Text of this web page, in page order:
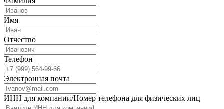
Имя
Отчество
Телефон
Электронная почта
ИНН для компании/Номер телефона для физических лиц